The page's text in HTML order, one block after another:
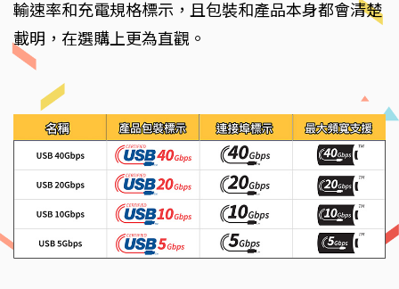
輸速率和充電規格標示，且包裝和產品本身都會清楚
載明，在選購上更為直觀。